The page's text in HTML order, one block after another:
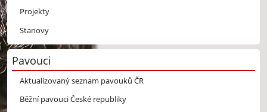
Projekty
Stanovy
Pavouci
Aktualizovaný seznam pavouků ČR
Běžní pavouci České republiky